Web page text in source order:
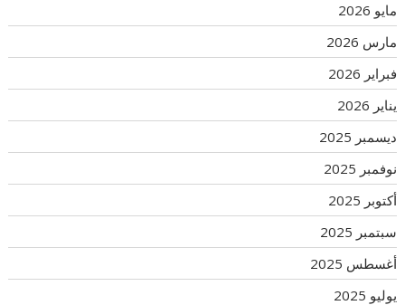
مايو 2026
مارس 2026
فبراير 2026
يناير 2026
ديسمبر 2025
نوفمبر 2025
أكتوبر 2025
سبتمبر 2025
أغسطس 2025
يوليو 2025